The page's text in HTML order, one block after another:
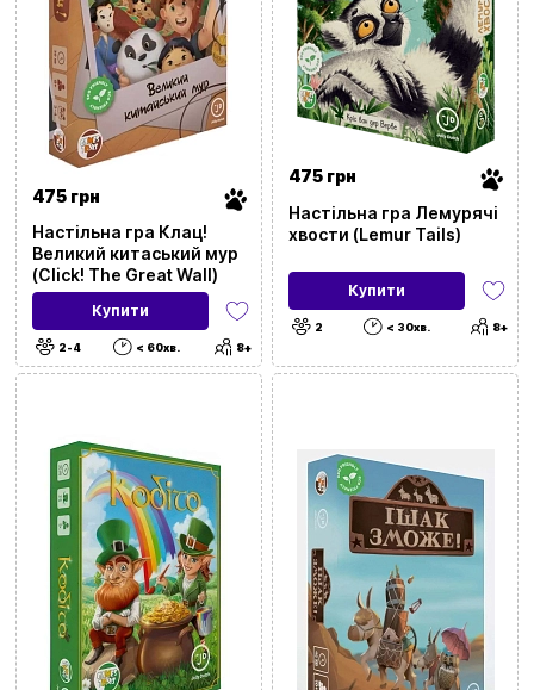
475 грн
Настільна гра Клац!
Великий китаський мур
(Click! The Great Wall)
Купити
2-4 < 60хв. 8+
475 грн
Настільна гра Лемурячі
хвости (Lemur Tails)
Купити
2 < 30хв. 8+